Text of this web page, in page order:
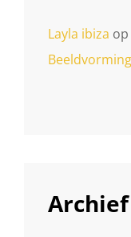
Layla ibiza op
Archief